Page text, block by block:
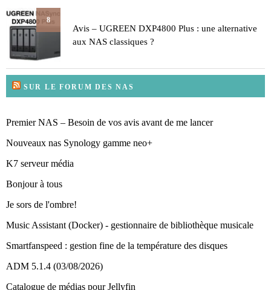
8
Avis – UGREEN DXP4800 Plus : une alternative
aux NAS classiques ?
SUR LE FORUM DES NAS
Premier NAS – Besoin de vos avis avant de me lancer
Nouveaux nas Synology gamme neo+
K7 serveur média
Bonjour à tous
Je sors de l'ombre!
Music Assistant (Docker) - gestionnaire de bibliothèque musicale
Smartfanspeed : gestion fine de la température des disques
ADM 5.1.4 (03/08/2026)
Catalogue de médias pour Jellyfin